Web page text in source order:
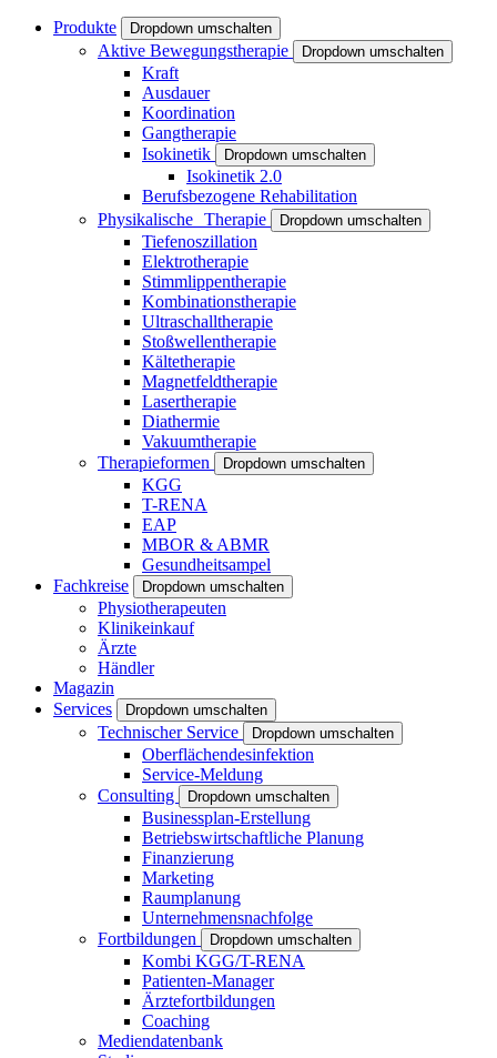
Produkte Dropdown umschalten
Aktive Bewegungstherapie Dropdown umschalten
Kraft
Ausdauer
Koordination
Gangtherapie
Isokinetik
Dropdown umschalten
Isokinetik 2.0
Berufsbezogene Rehabilitation
Physikalische Therapie
Dropdown umschalten
Tiefenoszillation
Elektrotherapie
Stimmlippentherapie
Kombinationstherapie
Ultraschalltherapie
Stoßwellentherapie
Kältetherapie
Magnetfeldtherapie
Lasertherapie
Diathermie
Vakuumtherapie
Therapieformen
Dropdown umschalten
KGG
T-RENA
EAP
MBOR & ABMR
Gesundheitsampel
Fachkreise
Dropdown umschalten
Physiotherapeuten
Klinikeinkauf
Ärzte
Händler
Magazin
Services
Dropdown umschalten
Technischer Service Dropdown umschalten
Oberflächendesinfektion
Service-Meldung
Consulting
Dropdown umschalten
Businessplan-Erstellung
Betriebswirtschaftliche Planung
Finanzierung
Marketing
Raumplanung
Unternehmensnachfolge
Fortbildungen
Dropdown umschalten
Kombi KGG/T-RENA
Patienten-Manager
Ärztefortbildungen
Coaching
Mediendatenbank